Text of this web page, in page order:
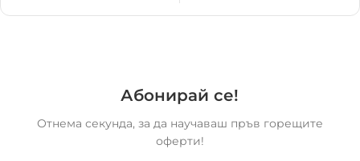
Абонирай се!
Отнема секунда, за да научаваш пръв горещите
оферти!